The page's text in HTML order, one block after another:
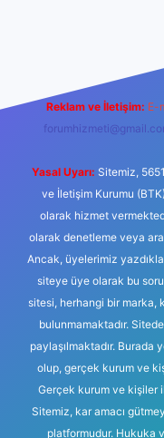
Reklam ve İletişim: E-
Yasal Uyarı: Sitemiz,
ve İletişim Kurumu
olarak hizmet
olarak denetleme veya
Ancak, üyelerimiz
siteye üye olarak bu
sitesi, herhangi bir marka,
bulunmamaktadır.
paylaşılmaktadır. Burada
olup, gerçek kurum ve
Gerçek kurum ve kişiler
Sitemiz, kar amacı
platformudur. Hukuka